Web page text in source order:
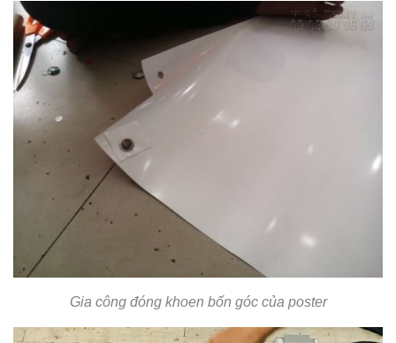
Gia công đóng khoen bốn góc của poster